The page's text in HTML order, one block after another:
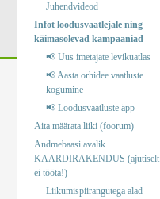
Juhendvideod
Infot loodusvaatlejale ning
käimasolevad kampaaniad
📢 Uus imetajate levikuatlas
📢 Aasta orhidee vaatluste
kogumine
📢 Loodusvaatluste äpp
Aita määrata liiki (foorum)
Andmebaasi avalik
KAARDIRAKENDUS (ajutiselt
ei tööta!)
Liikumispiirangutega alad